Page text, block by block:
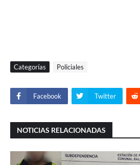
Categorías Policiales
Facebook Twitter
NOTICIAS RELACIONADAS